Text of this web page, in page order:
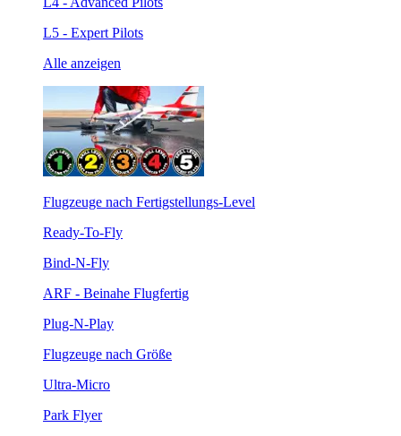
L5 - Expert Pilots
Alle anzeigen
Flugzeuge nach Fertigstellungs-Level
Ready-To-Fly
Bind-N-Fly
ARF - Beinahe Flugfertig
Plug-N-Play
Flugzeuge nach Größe
Ultra-Micro
Park Flyer